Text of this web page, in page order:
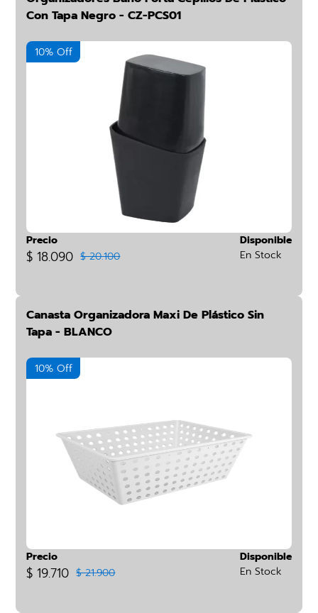
Con Tapa Negro - CZ-PCS01
10% Off
Precio
$ 18.090 $ 20.100
Disponible
En Stock
Canasta Organizadora Maxi De Plástico Sin
Tapa - BLANCO
10% Off
Precio
$ 19.710 $ 21.900
Disponible
En Stock